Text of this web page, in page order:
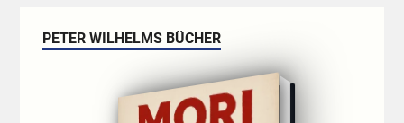
PETER WILHELMS BÜCHER